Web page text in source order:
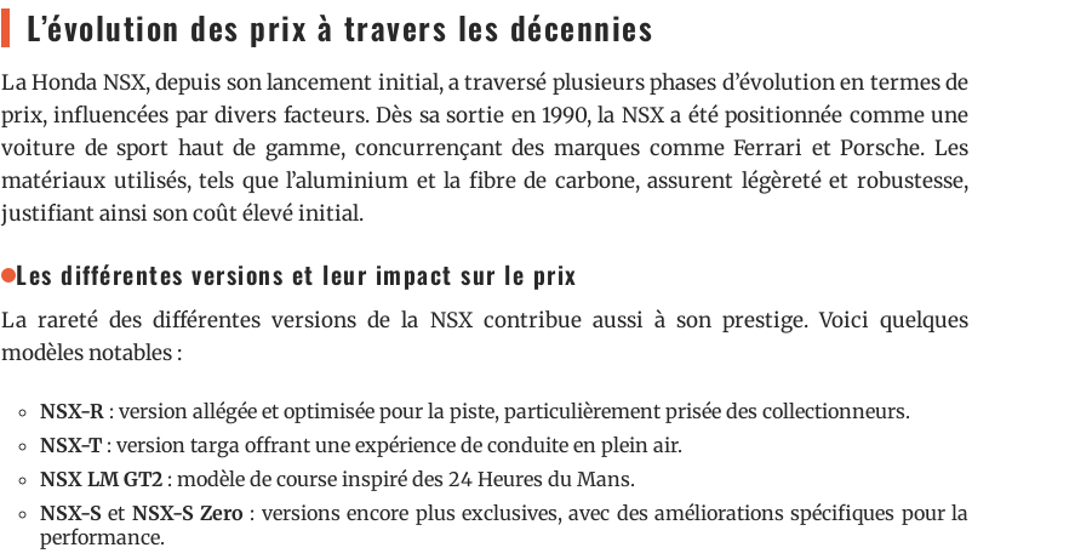
L’évolution des prix à travers les décennies
La Honda NSX, depuis son lancement initial, a traversé plusieurs phases d’évolution en termes de
prix, influencées par divers facteurs. Dès sa sortie en 1990, la NSX a été positionnée comme une
voiture de sport haut de gamme, concurrençant des marques comme Ferrari et Porsche. Les
matériaux utilisés, tels que l’aluminium et la fibre de carbone, assurent légèreté et robustesse,
justifiant ainsi son coût élevé initial.
Les différentes versions et leur impact sur le prix
La rareté des différentes versions de la NSX contribue aussi à son prestige. Voici quelques
modèles notables :
NSX-R : version allégée et optimisée pour la piste, particulièrement prisée des collectionneurs.
NSX-T : version targa offrant une expérience de conduite en plein air.
NSX LM GT2 : modèle de course inspiré des 24 Heures du Mans.
NSX-S et NSX-S Zero : versions encore plus exclusives, avec des améliorations spécifiques pour la
performance.